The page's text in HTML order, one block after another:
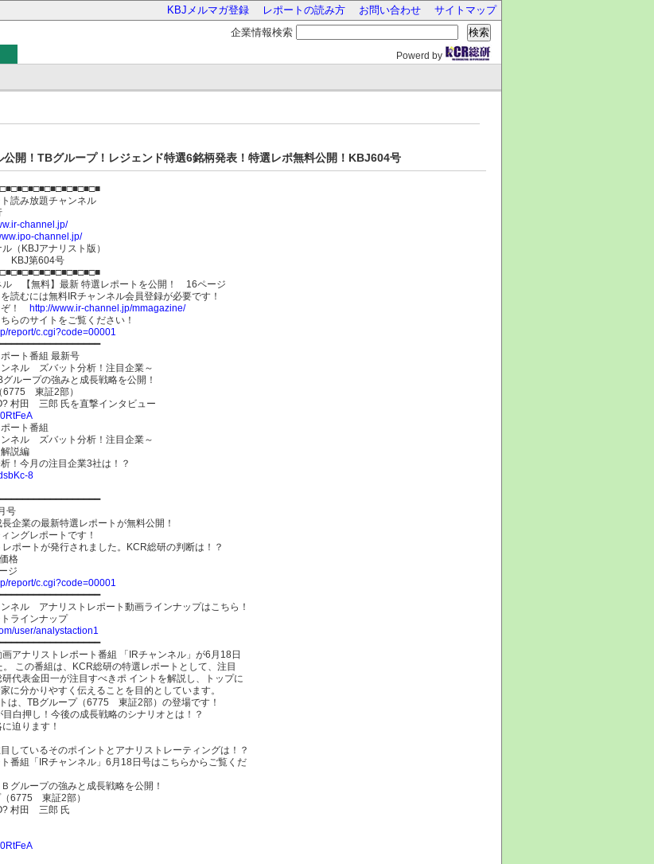
KBJメルマガ登録 レポートの読み方 お問い合わせ
サイトマップ
企業情報検索
検索
Powerd by
公開！TBグループ！レジェンド特選6銘柄発表！特選レポ無料公開！KBJ604号
読み放題チャンネル
研発行
channel.jp/
channel.jp/
（KBJアナリスト版）
） KBJ第604号
ル 【無料】最新 特選レポートを公開！ 16ページ
読むには無料IRチャンネル会員登録が必要です！
ぞ！ http://www.ir-channel.jp/mmagazine/
らのサイトをご覧ください！
report/c.cgi?code=00001
ート番組 最新号
ネル ズバット分析！注目企業～
ループの強みと成長戦略を公開！
6775 東証2部）
村田 三郎 氏を直撃インタビュー
ート番組
ネル ズバット分析！注目企業～
説編
！今月の注目企業3社は！？
8
号
企業の最新特選レポートが無料公開！
ングレポートです！
ポートが発行されました。KCR総研の判断は！？
格
ジ
report/c.cgi?code=00001
ネル アナリストレポート動画ラインナップはこちら！
ラインナップ
user/analystaction1
アナリストレポート番組 「IRチャンネル」が6月18日
この番組は、KCR総研の特選レポートとして、注目
代表金田一が注目すべきポ イントを解説し、トップに
に分かりやすく伝えることを目的としています。
は、TBグループ（6775 東証2部）の登場です！
白押し！今後の成長戦略のシナリオとは！？
迫ります！
しているそのポイントとアナリストレーティングは！？
番組「IRチャンネル」6月18日号はこちらからご覧くだ
グループの強みと成長戦略を公開！
6775 東証2部）
村田 三郎 氏